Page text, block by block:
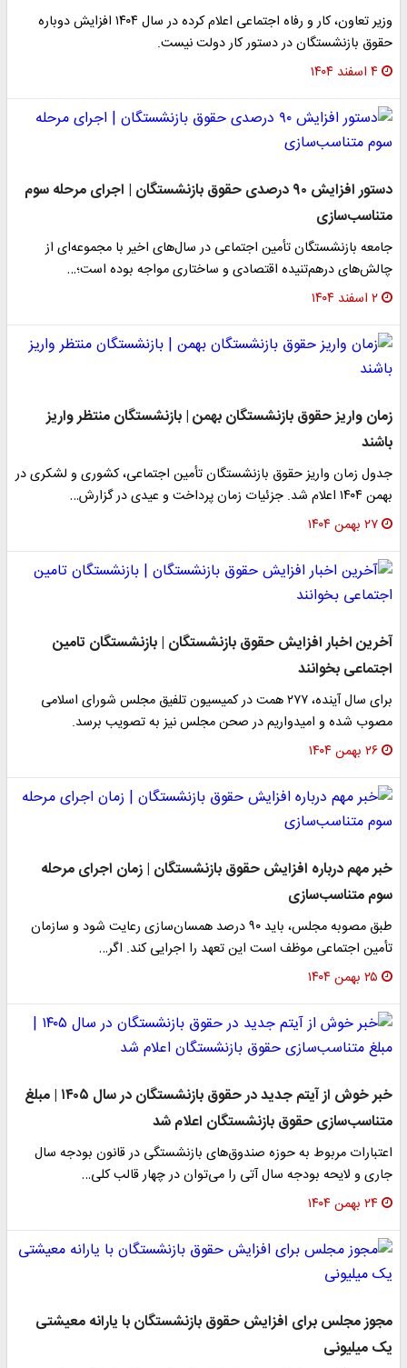
وزیر تعاون، کار و رفاه اجتماعی اعلام کرده در سال ۱۴۰۴ افزایش دوباره
حقوق بازنشستگان در دستور کار دولت نیست.
۴ اسفند ۱۴۰۴
دستور افزایش ۹۰ درصدی حقوق بازنشستگان | اجرای مرحله سوم
متناسب‌سازی
جامعه بازنشستگان تأمین اجتماعی در سال‌های اخیر با مجموعه‌ای از
چالش‌های درهم‌تنیده اقتصادی و ساختاری مواجه بوده است؛…
۲ اسفند ۱۴۰۴
زمان واریز حقوق بازنشستگان بهمن | بازنشستگان منتظر واریز
باشند
جدول زمان واریز حقوق بازنشستگان تأمین اجتماعی، کشوری و لشکری در
بهمن ۱۴۰۴ اعلام شد. جزئیات زمان پرداخت و عیدی در گزارش…
۲۷ بهمن ۱۴۰۴
آخرین اخبار افزایش حقوق بازنشستگان | بازنشستگان تامین
اجتماعی بخوانند
برای سال آینده، ۲۷۷ همت در کمیسیون تلفیق مجلس شورای اسلامی
مصوب شده و امیدواریم در صحن مجلس نیز به تصویب برسد.
۲۶ بهمن ۱۴۰۴
خبر مهم درباره افزایش حقوق بازنشستگان | زمان اجرای مرحله
سوم متناسب‌سازی
طبق مصوبه مجلس، باید ۹۰ درصد همسان‌سازی رعایت شود و سازمان
تأمین اجتماعی موظف است این تعهد را اجرایی کند. اگر…
۲۵ بهمن ۱۴۰۴
خبر خوش از آیتم جدید در حقوق بازنشستگان در سال ۱۴۰۵ | مبلغ
متناسب‌سازی حقوق بازنشستگان اعلام شد
اعتبارات مربوط به حوزه صندوق‌های بازنشستگی در قانون بودجه سال
جاری و لایحه بودجه سال آتی را می‌توان در چهار قالب کلی…
۲۴ بهمن ۱۴۰۴
مجوز مجلس برای افزایش حقوق بازنشستگان با یارانه معیشتی
یک‌ میلیونی